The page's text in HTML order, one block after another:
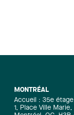
MONTRÉAL
Accueil : 35e étage
1, Place Ville